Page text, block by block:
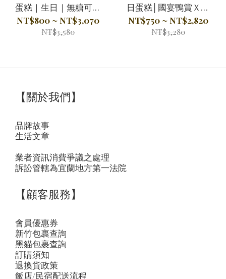
蛋糕｜生日｜無糖可可
Ｘ花生奶油霜Ｘ海鹽製
作 （米穀粉製作）
NT$800 ~ NT$3,070
NT$3,580
日蛋糕│國宴鴨賞Ｘ三
星蔥Ｘ米穀粉製作Ｘ無
麩質
NT$750 ~ NT$2,820
NT$3,280
【關於我們】
品牌故事
生活文章
業者資訊消費爭議之處理
訴訟管轄為宜蘭地方第一法院
【顧客服務】
會員優惠券
新竹包裹查詢
黑貓包裹查詢
訂購須知
退換貨政策
飯店/民宿配送流程